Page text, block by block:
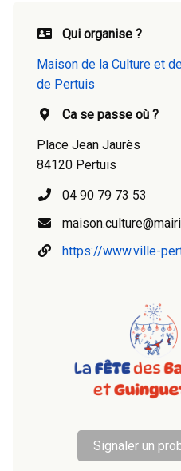
Qui organise ?
Maison de la Culture et
de Pertuis
Ca se passe où ?
Place Jean Jaurès
84120 Pertuis
04 90 79 73 53
https://www.ville-
Signaler un